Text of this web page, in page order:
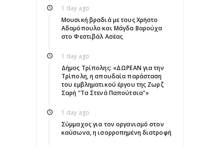
1 day ago
Μουσική βραδιά με τους Χρήστο
Αδαμόπουλο και Μάγδα Βαρούχα
στο Φεστιβάλ Ασέας
1 day ago
Δήμος Τρίπολης: «ΔΩΡΕΑΝ για την
Τρίπολη, η σπουδαία παράσταση
του εμβληματικού έργου της Ζωρζ
Σαρή "Τα Στενά Παπούτσια"»
1 day ago
Σύμμαχος για τον οργανισμό στον
καύσωνα, η ισορροπημένη διατροφή